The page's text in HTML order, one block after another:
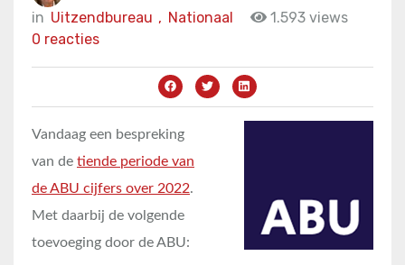
in
Nationaal
Uitzendbureau ,
1.593 views
0 reacties
Vandaag een bespreking
van de tiende periode van
de ABU cijfers over 2022.
Met daarbij de volgende
toevoeging door de ABU: